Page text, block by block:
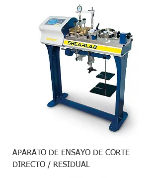
APARATO DE ENSAYO DE CORTE
DIRECTO / RESIDUAL